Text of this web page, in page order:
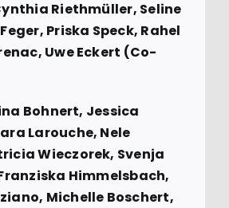
Riethmüller, Seline
Priska Speck, Rahel
Uwe Eckert (Co-
Bohnert, Jessica
Larouche, Nele
Wieczorek, Svenja
Himmelsbach,
Michelle Boschert,